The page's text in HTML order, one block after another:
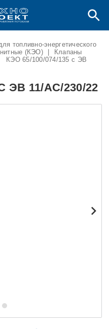
топливно-энергетического
(КЭО)
Клапаны
КЭО 65/100/074/135 с ЭВ
ЭВ 11/AC/230/22